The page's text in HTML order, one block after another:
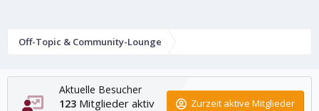
Off-Topic & Community-Lounge
Aktuelle Besucher
123 Mitglieder aktiv Zurzeit aktive Mitglieder